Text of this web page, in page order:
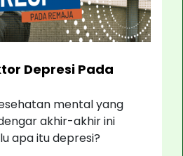
Depresi Pada
mental yang
akhir-akhir ini
apa itu depresi?